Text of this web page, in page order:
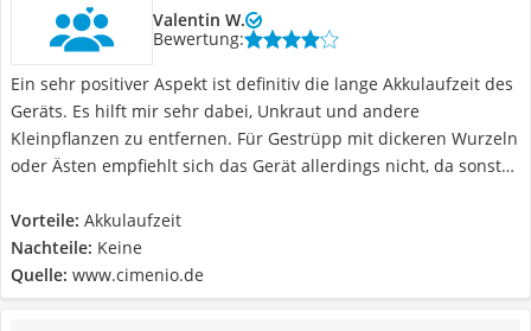
Valentin W.
Bewertung:
Ein sehr positiver Aspekt ist definitiv die lange Akkulaufzeit des
Geräts. Es hilft mir sehr dabei, Unkraut und andere
Kleinpflanzen zu entfernen. Für Gestrüpp mit dickeren Wurzeln
oder Ästen empfiehlt sich das Gerät allerdings nicht, da sonst
noch sagen, dass der Preis in Bezug auf die Qualität auf jeden
Fall gerechtfertigt ist. Empfehlung.
Vorteile: Akkulaufzeit
Nachteile: Keine
Quelle: www.cimenio.de